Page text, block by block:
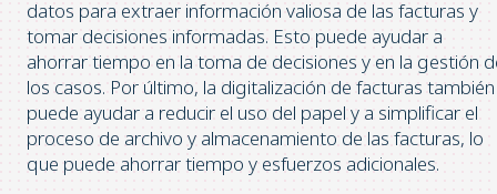
datos para extraer información valiosa de las facturas y
tomar decisiones informadas. Esto puede ayudar a
ahorrar tiempo en la toma de decisiones y en la gestión
los casos. Por último, la digitalización de facturas también
puede ayudar a reducir el uso del papel y a simplificar el
proceso de archivo y almacenamiento de las facturas, lo
que puede ahorrar tiempo y esfuerzos adicionales.